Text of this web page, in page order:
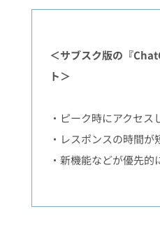
＜サブスク版の『
ト＞
・ピーク時にアクセス
・レスポンスの時間が
・新機能などが優先的